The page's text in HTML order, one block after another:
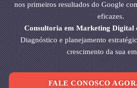
nos primeiros resultados do Google
eficazes.
Consultoria em Marketing Digital
Diagnóstico e planejamento
crescimento da sua
FALE CONOSCO